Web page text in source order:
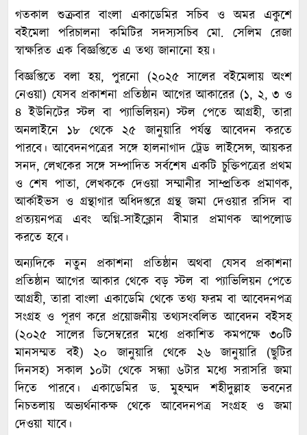
গতকাল শুক্রবার বাংলা একাডেমির সচিব ও অমর একুশে
বইমেলা পরিচালনা কমিটির সদস্যসচিব মো. সেলিম রেজা
স্বাক্ষরিত এক বিজ্ঞপ্তিতে এ তথ্য জানানো হয়।
বিজ্ঞপ্তিতে বলা হয়, পুরনো (২০২৫ সালের বইমেলায় অংশ
নেওয়া) যেসব প্রকাশনা প্রতিষ্ঠান আগের আকারের (১, ২, ৩ ও
৪ ইউনিটের স্টল বা প্যাভিলিয়ন) স্টল পেতে আগ্রহী, তারা
অনলাইনে ১৮ থেকে ২৫ জানুয়ারি পর্যন্ত আবেদন করতে
পারবে। আবেদনপত্রের সঙ্গে হালনাগাদ ট্রেড লাইসেন্স, আয়কর
সনদ, লেখকের সঙ্গে সম্পাদিত সর্বশেষ একটি চুক্তিপত্রের প্রথম
ও শেষ পাতা, লেখককে দেওয়া সম্মানীর সাম্প্রতিক প্রমাণক,
আর্কাইভস ও গ্রন্থাগার অধিদপ্তরে গ্রন্থ জমা দেওয়ার রসিদ বা
প্রত্যয়নপত্র এবং অগ্নি-সাইক্লোন বীমার প্রমাণক আপলোড
করতে হবে।
অন্যদিকে নতুন প্রকাশনা প্রতিষ্ঠান অথবা যেসব প্রকাশনা
প্রতিষ্ঠান আগের আকার থেকে বড় স্টল বা প্যাভিলিয়ন পেতে
আগ্রহী, তারা বাংলা একাডেমি থেকে তথ্য ফরম বা আবেদনপত্র
সংগ্রহ ও পূরণ করে প্রয়োজনীয় তথ্যসংবলিত আবেদন বইসহ
(২০২৫ সালের ডিসেম্বরের মধ্যে প্রকাশিত কমপক্ষে ৩০টি
মানসম্মত বই) ২০ জানুয়ারি থেকে ২৬ জানুয়ারি (ছুটির
দিনসহ) সকাল ১০টা থেকে সন্ধ্যা ৬টার মধ্যে সরাসরি জমা
দিতে পারবে। একাডেমির ড. মুহম্মদ শহীদুল্লাহ ভবনের
নিচতলায় অভ্যর্থনাকক্ষ থেকে আবেদনপত্র সংগ্রহ ও জমা
দেওয়া যাবে।